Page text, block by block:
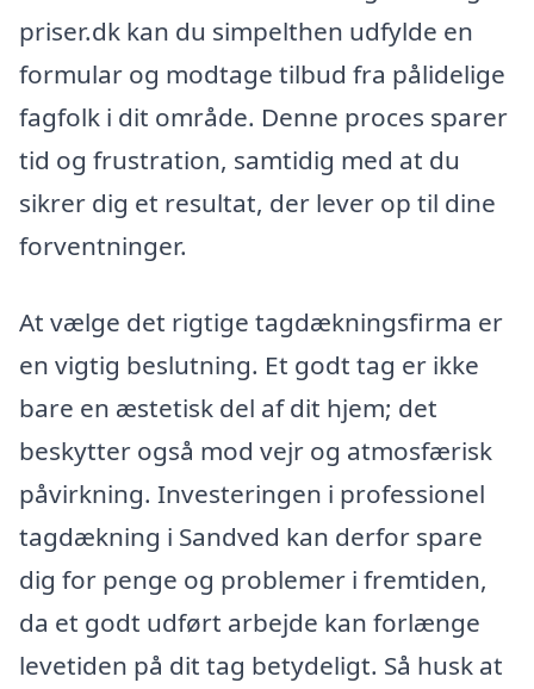
priser.dk kan du simpelthen udfylde en
formular og modtage tilbud fra pålidelige
fagfolk i dit område. Denne proces sparer
tid og frustration, samtidig med at du
sikrer dig et resultat, der lever op til dine
forventninger.
At vælge det rigtige tagdækningsfirma er
en vigtig beslutning. Et godt tag er ikke
bare en æstetisk del af dit hjem; det
beskytter også mod vejr og atmosfærisk
påvirkning. Investeringen i professionel
tagdækning i Sandved kan derfor spare
dig for penge og problemer i fremtiden,
da et godt udført arbejde kan forlænge
levetiden på dit tag betydeligt. Så husk at